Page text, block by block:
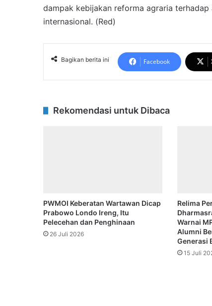
dampak kebijakan reforma agraria
internasional. (Red)
Bagikan berita ini Facebook
Rekomendasi untuk Dibaca
PWMOI Keberatan Wartawan Dicap
Prabowo Londo Ireng, Itu
Pelecehan dan Penghinaan
26 Juli 2026
Relima
Warnai
Alumni
Generasi
15 Juli